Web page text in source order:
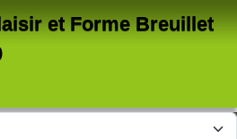
et Forme Breuillet